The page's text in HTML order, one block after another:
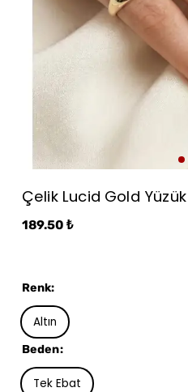
Çelik Lucid Gold Yüzük
189.50 ₺
Renk:
Altın
Beden:
Tek Ebat